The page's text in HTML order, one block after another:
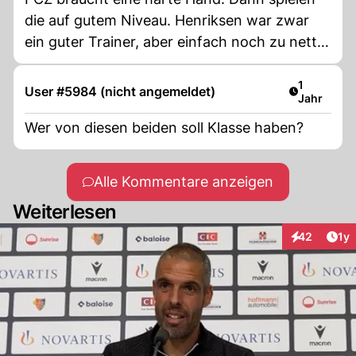
die auf gutem Niveau. Henriksen war zwar
ein guter Trainer, aber einfach noch zu nett
für diesen Verein. Hoffe trotzdem auf Lugano
oder Servette.
User #5984 (nicht angemeldet) Artikel
1
Jahr
Wer von diesen beiden soll Klasse haben?
Alle Kommentare anzeigen
Weiterlesen
42 1y